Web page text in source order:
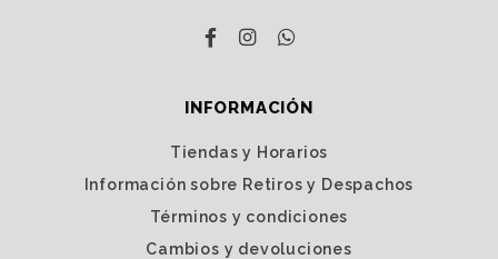
INFORMACIÓN
Tiendas y Horarios
Información sobre Retiros y Despachos
Términos y condiciones
Cambios y devoluciones